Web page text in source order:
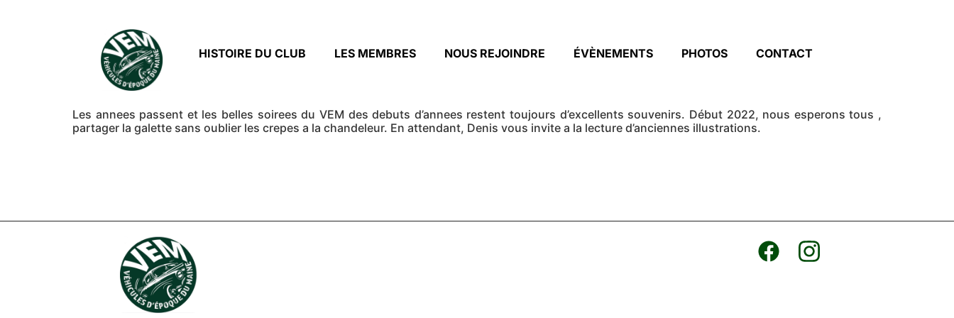
HISTOIRE DU CLUB LES MEMBRES NOUS REJOINDRE ÉVÈNEMENTS PHOTOS CONTACT
Les annees passent et les belles soirees du VEM des debuts d’annees restent toujours d’excellents souvenirs. Début 2022, nous esperons tous ,
partager la galette sans oublier les crepes a la chandeleur. En attendant, Denis vous invite a la lecture d’anciennes illustrations.